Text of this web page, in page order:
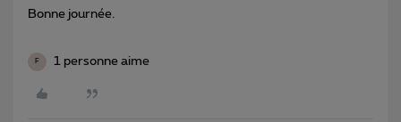
Bonne journée.
F 1 personne aime